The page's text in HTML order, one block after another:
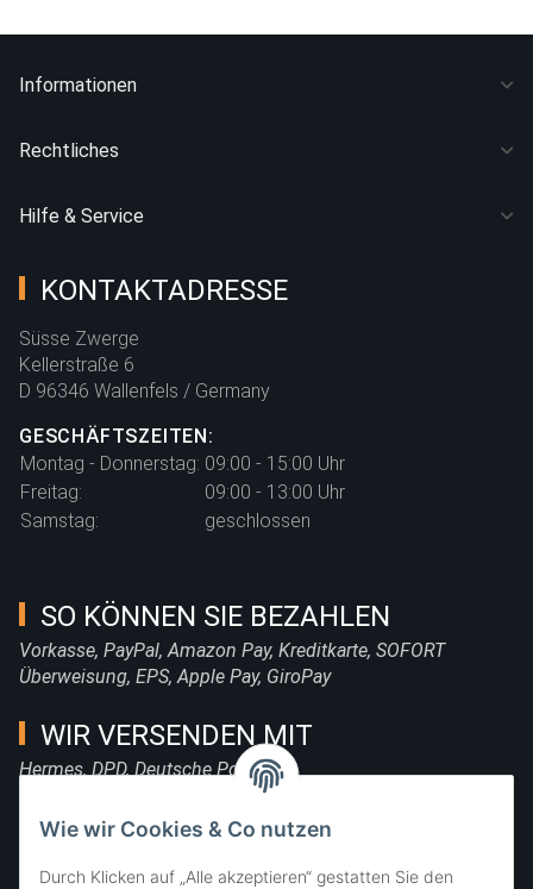
Wie wir Cookies & Co nutzen
Durch Klicken auf „Alle akzeptieren“ gestatten Sie den
Informationen
Rechtliches
Hilfe & Service
KONTAKTADRESSE
Süsse Zwerge
Kellerstraße 6
D 96346 Wallenfels / Germany
GESCHÄFTSZEITEN:
Montag - Donnerstag: 09:00 - 15:00 Uhr
Freitag:
09:00 - 13:00 Uhr
Samstag:
geschlossen
SO KÖNNEN SIE BEZAHLEN
Vorkasse, PayPal, Amazon Pay, Kreditkarte, SOFORT
Überweisung, EPS, Apple Pay, GiroPay
WIR VERSENDEN MIT
Hermes, DPD, Deutsche Post, DHL
FOLGE UNS